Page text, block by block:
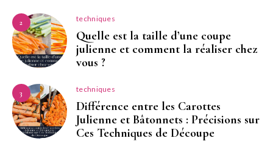
2 techniques
Quelle est la taille d’une coupe
julienne et comment la réaliser chez
vous ?
3 techniques
Différence entre les Carottes
Julienne et Bâtonnets : Précisions sur
Ces Techniques de Découpe